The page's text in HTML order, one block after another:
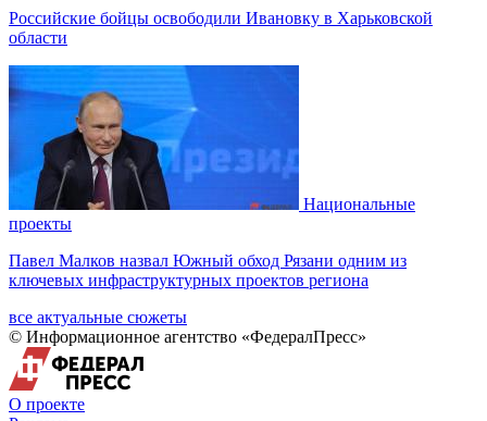
Российские бойцы освободили Ивановку в Харьковской
области
Национальные
проекты
Павел Малков назвал Южный обход Рязани одним из
ключевых инфраструктурных проектов региона
все актуальные сюжеты
© Информационное агентство «ФедералПресс»
О проекте